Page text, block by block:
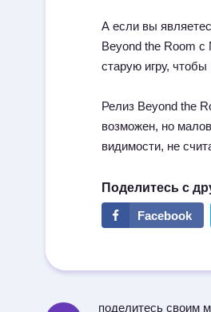
А если вы
Beyond the Room с
старую игру,
Релиз Beyond the
возможен, но
видимости, не
поделитесь своим